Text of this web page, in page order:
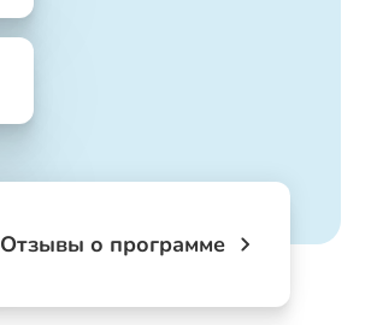
Отзывы о программе